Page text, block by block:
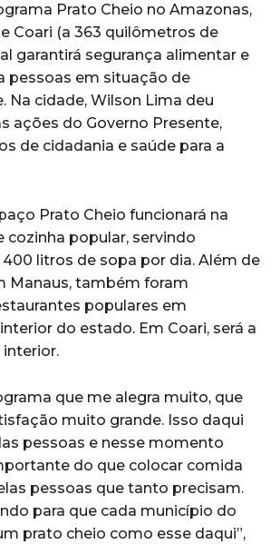
Prato Cheio no Amazonas,
Coari (a 363 quilômetros de
garantirá segurança alimentar e
pessoas em situação de
Na cidade, Wilson Lima deu
ações do Governo Presente,
de cidadania e saúde para a
Prato Cheio funcionará na
cozinha popular, servindo
litros de sopa por dia. Além de
Manaus, também foram
populares em
do estado. Em Coari, será a
interior.
que me alegra muito, que
muito grande. Isso daqui
pessoas e nesse momento
do que colocar comida
pessoas que tanto precisam.
para que cada município do
prato cheio como esse daqui”,